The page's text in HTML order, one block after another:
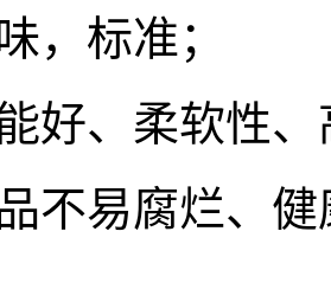
，标准；
好、柔软性、
不易腐烂、健